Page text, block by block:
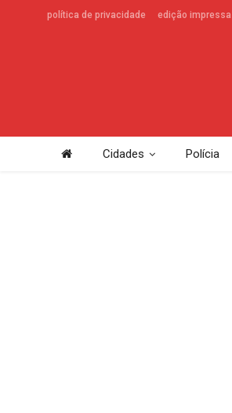
política de privacidade edição impressa
Cidades Polícia